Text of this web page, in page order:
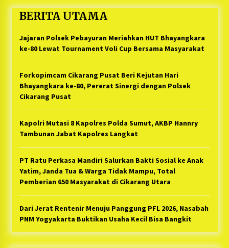
BERITA UTAMA
Jajaran Polsek Pebayuran Meriahkan HUT Bhayangkara
ke-80 Lewat Tournament Voli Cup Bersama Masyarakat
Forkopimcam Cikarang Pusat Beri Kejutan Hari
Bhayangkara ke-80, Pererat Sinergi dengan Polsek
Cikarang Pusat
Kapolri Mutasi 8 Kapolres Polda Sumut, AKBP Hannry
Tambunan Jabat Kapolres Langkat
PT Ratu Perkasa Mandiri Salurkan Bakti Sosial ke Anak
Yatim, Janda Tua & Warga Tidak Mampu, Total
Pemberian 650 Masyarakat di Cikarang Utara
Dari Jerat Rentenir Menuju Panggung PFL 2026, Nasabah
PNM Yogyakarta Buktikan Usaha Kecil Bisa Bangkit